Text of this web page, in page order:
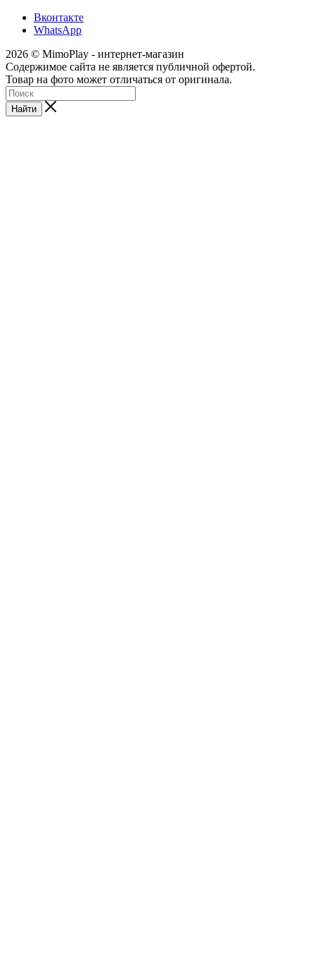
Вконтакте
WhatsApp
2026 © MimoPlay - интернет-магазин
Содержимое сайта не является публичной офертой.
Товар на фото может отличаться от оригинала.
Найти